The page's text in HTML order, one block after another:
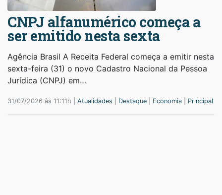
CNPJ alfanumérico começa a
ser emitido nesta sexta
Agência Brasil A Receita Federal começa a emitir nesta
sexta-feira (31) o novo Cadastro Nacional da Pessoa
Jurídica (CNPJ) em…
31/07/2026 às 11:11h | Atualidades Destaque Economia Principal